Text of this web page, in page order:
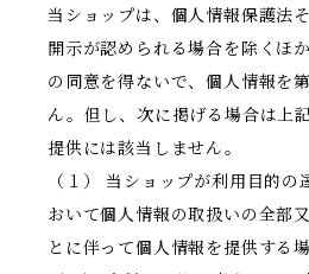
当ショップは、個人情報保護法
開示が認められる場合を除くほ
の同意を得ないで、個人情報を
ん。但し、次に掲げる場合は上
提供には該当しません。
（１） 当ショップが利用目的
おいて個人情報の取扱いの全部
とに伴って個人情報を提供する